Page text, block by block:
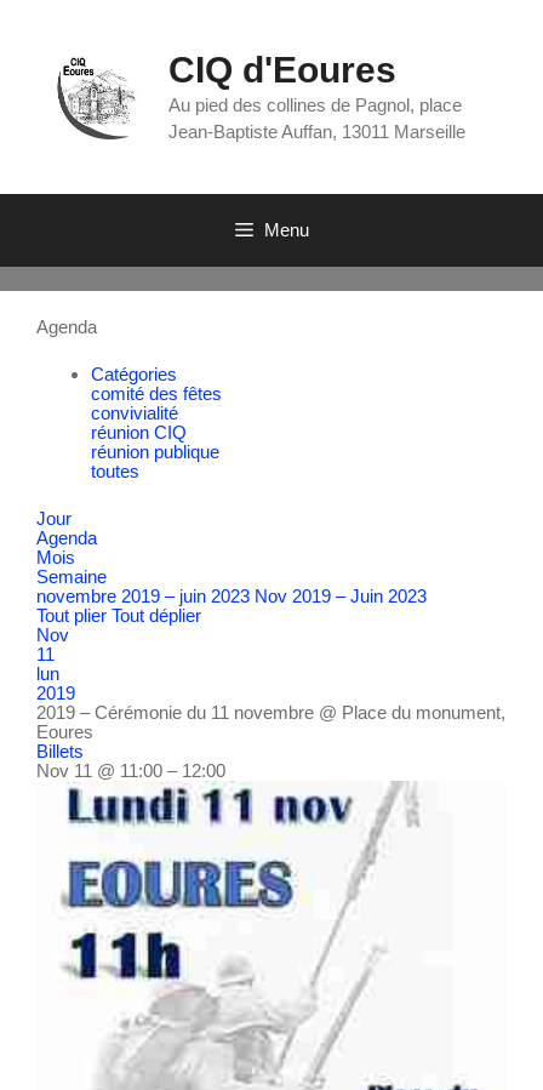
CIQ d'Eoures
Au pied des collines de Pagnol, place
Jean-Baptiste Auffan, 13011 Marseille
Menu
Agenda
Catégories
comité des fêtes
convivialité
réunion CIQ
réunion publique
toutes
Jour
Agenda
Mois
Semaine
novembre 2019 – juin 2023 Nov 2019 – Juin 2023
Tout plier Tout déplier
Nov
11
lun
2019
2019 – Cérémonie du 11 novembre @ Place du monument,
Eoures
Billets
Nov 11 @ 11:00 – 12:00